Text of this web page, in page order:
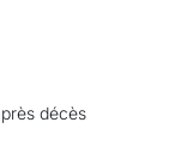
décès